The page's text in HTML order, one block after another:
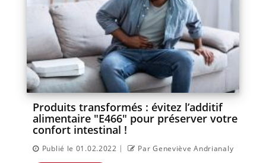
Produits transformés : évitez l’additif
alimentaire "E466" pour préserver votre
confort intestinal !
Publié le 01.02.2022 | Par Geneviève Andrianaly